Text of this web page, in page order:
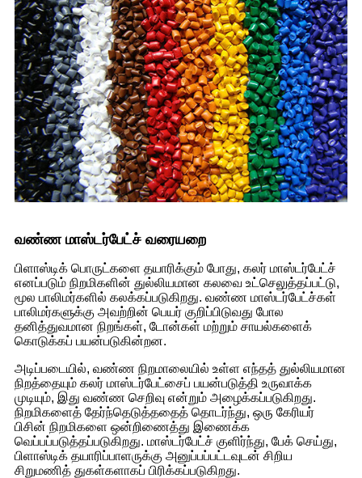
வண்ண மாஸ்டர்பேட்ச் வரையறை
பிளாஸ்டிக் பொருட்களை தயாரிக்கும் போது, ​​கலர் மாஸ்டர்பேட்ச்
எனப்படும் நிறமிகளின் துல்லியமான கலவை உட்செலுத்தப்பட்டு,
மூல பாலிமர்களில் கலக்கப்படுகிறது. வண்ண மாஸ்டர்பேட்ச்கள்
பாலிமர்களுக்கு அவற்றின் பெயர் குறிப்பிடுவது போல
தனித்துவமான நிறங்கள், டோன்கள் மற்றும் சாயல்களைக்
கொடுக்கப் பயன்படுகின்றன.
அடிப்படையில், வண்ண நிறமாலையில் உள்ள எந்தத் துல்லியமான
நிறத்தையும் கலர் மாஸ்டர்பேட்சைப் பயன்படுத்தி உருவாக்க
முடியும், இது வண்ண செறிவு என்றும் அழைக்கப்படுகிறது.
நிறமிகளைத் தேர்ந்தெடுத்ததைத் தொடர்ந்து, ஒரு கேரியர்
பிசின் நிறமிகளை ஒன்றிணைத்து இணைக்க
வெப்பப்படுத்தப்படுகிறது. மாஸ்டர்பேட்ச் குளிர்ந்து, பேக் செய்து,
பிளாஸ்டிக் தயாரிப்பாளருக்கு அனுப்பப்பட்டவுடன் சிறிய
சிறுமணித் துகள்களாகப் பிரிக்கப்படுகிறது.